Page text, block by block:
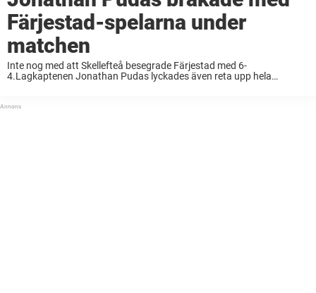
Färjestad-spelarna under
matchen
Inte nog med att Skellefteå besegrade Färjestad med 6-
4.Lagkaptenen Jonathan Pudas lyckades även reta upp hela